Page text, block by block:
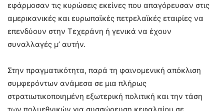
εφάρμοσαν τις κυρώσεις εκείνες που απαγόρευσαν στις
αμερικανικές και ευρωπαϊκές πετρελαϊκές εταιρίες να
επενδύουν στην Τεχεράνη ή γενικά να έχουν
συναλλαγές μ’ αυτήν.
Στην πραγματικότητα, παρά τη φαινομενική απόκλιση
συμφερόντων ανάμεσα σε μια πλήρως
στρατιωτικοποιημένη εξωτερική πολιτική και την τάση